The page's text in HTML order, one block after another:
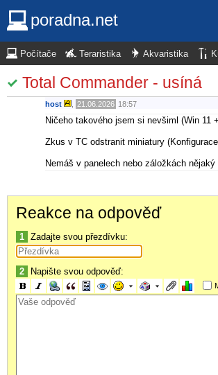
poradna.net
Počítače Teraristika Akvaristika
Total Commander - usíná
host 21.06.2026 18:57
Ničeho takového jsem si nevšiml (Win 11
Zkus v TC odstranit miniatury
Nemáš v panelech nebo záložkách
Reakce na odpověď
1 Zadajte svou přezdívku:
2 Napište svou odpověď: